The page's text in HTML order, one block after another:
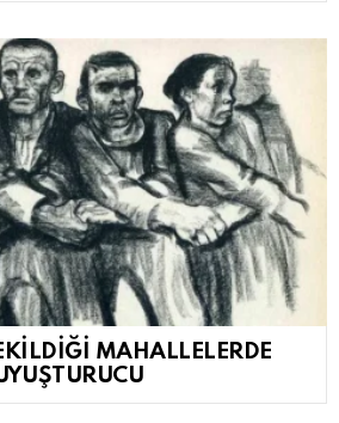
MAHALLELERDE